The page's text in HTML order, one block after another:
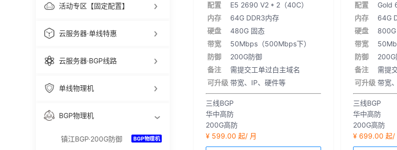
活动专区【固定配置】
云服务器·单线特惠
云服务器·BGP线路
单线物理机
BGP物理机
镇江BGP·200G防御 BGP物理机
配置
E5 2690 V2 * 2（40C）
内存
64G DDR3内存
硬盘
480G 固态
带宽
50Mbps（500Mbps下）
防御
200G防御
备注
需提交工单过白主域名
可升级 带宽、IP、硬件等
三线BGP
华中高防
200G高防
¥ 599.00 起/ 月
配置
Gold
内存
64G
硬盘
带宽
防御
200G
备注
需提
可升级 带宽
三线BGP
华中高防
200G高防
¥ 699.00 起/